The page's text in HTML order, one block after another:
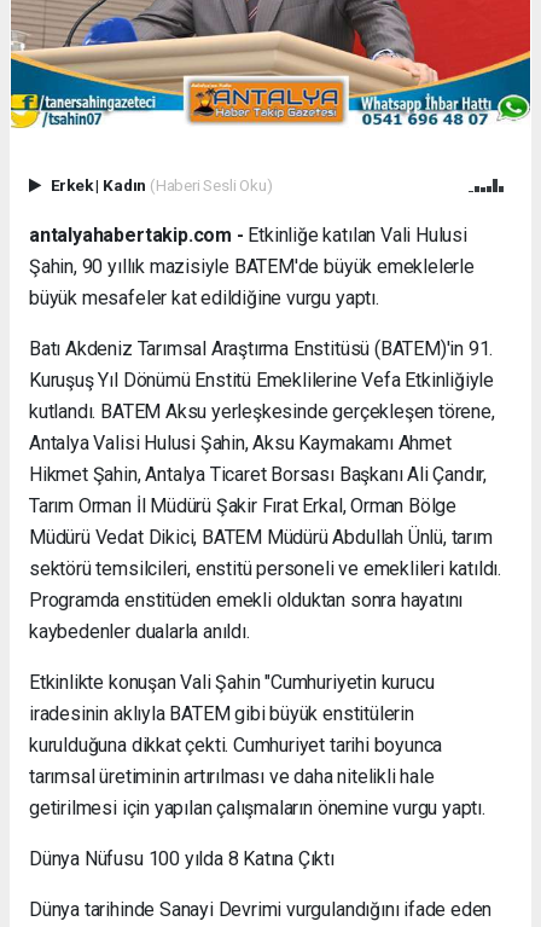
Erkek| Kadın (Haberi Sesli Oku)
antalyahabertakip.com - Etkinliğe katılan Vali Hulusi
Şahin, 90 yıllık mazisiyle BATEM'de büyük emeklelerle
büyük mesafeler kat edildiğine vurgu yaptı.
Batı Akdeniz Tarımsal Araştırma Enstitüsü (BATEM)'in 91.
Kuruşuş Yıl Dönümü Enstitü Emeklilerine Vefa Etkinliğiyle
kutlandı. BATEM Aksu yerleşkesinde gerçekleşen törene,
Antalya Valisi Hulusi Şahin, Aksu Kaymakamı Ahmet
Hikmet Şahin, Antalya Ticaret Borsası Başkanı Ali Çandır,
Tarım Orman İl Müdürü Şakir Fırat Erkal, Orman Bölge
Müdürü Vedat Dikici, BATEM Müdürü Abdullah Ünlü, tarım
sektörü temsilcileri, enstitü personeli ve emeklileri katıldı.
Programda enstitüden emekli olduktan sonra hayatını
kaybedenler dualarla anıldı.
Etkinlikte konuşan Vali Şahin "Cumhuriyetin kurucu
iradesinin aklıyla BATEM gibi büyük enstitülerin
kurulduğuna dikkat çekti. Cumhuriyet tarihi boyunca
tarımsal üretiminin artırılması ve daha nitelikli hale
getirilmesi için yapılan çalışmaların önemine vurgu yaptı.
Dünya Nüfusu 100 yılda 8 Katına Çıktı
Dünya tarihinde Sanayi Devrimi vurgulandığını ifade eden